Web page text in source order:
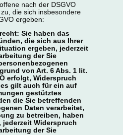
nach der DSGVO
die sich insbesondere
ergeben:
Sie haben das
die sich aus Ihrer
ergeben, jederzeit
der Sie
von Art. 6 Abs. 1 lit.
erfolgt, Widerspruch
gilt auch für ein auf
gestütztes
die Sie betreffenden
Daten verarbeitet,
zu betreiben, haben
jederzeit Widerspruch
der Sie